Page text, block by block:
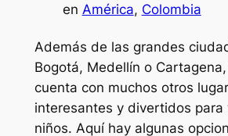
en América, Colombia
Además de las grandes
Bogotá, Medellín o
cuenta con muchos otros
interesantes y divertidos para
niños. Aquí hay algunas